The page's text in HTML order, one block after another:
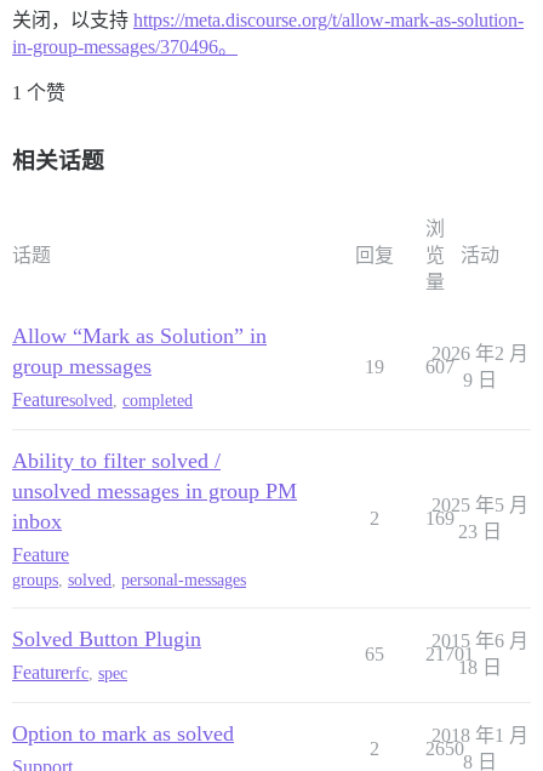
关闭，以支持 https://meta.discourse.org/t/allow-mark-as-solution-
in-group-messages/370496。
1 个赞
相关话题
话题 回复
浏
览
量
活动
Allow “Mark as Solution” in
group messages
Featuresolved completed
19 607
2026 年2 月
9 日
Ability to filter solved /
unsolved messages in group PM
inbox
Feature
groups, solved, personal-messages
2 169
2025 年5 月
23 日
Solved Button Plugin
Featurerfc spec
65 21701
2015 年6 月
18 日
Option to mark as solved
2 2650
2018 年1 月
8 日